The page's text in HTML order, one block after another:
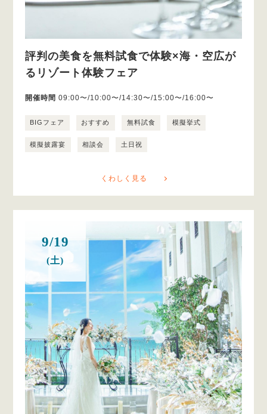
評判の美食を無料試食で体験×海・空広が
るリゾート体験フェア
開催時間 09:00〜/10:00〜/14:30〜/15:00〜/16:00〜
BIGフェア おすすめ 無料試食 模擬挙式
模擬披露宴 相談会 土日祝
くわしく見る
9/19
(土)